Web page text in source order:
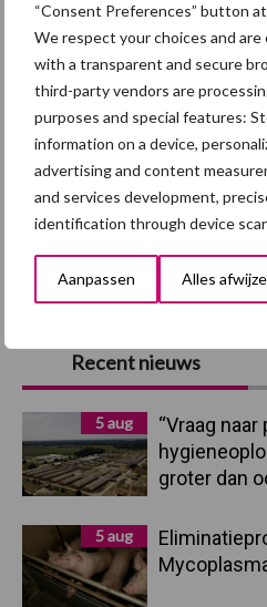
“Consent Preferences” button
We respect your choices and
with a transparent and secure
third-party vendors are
purposes and special features:
information on a device,
advertising and content
and services development,
identification through device
Aanpassen Alles
Primaire
Sidebar
Recent nieuws
5 aug
“Vraag
groter dan
5 aug
Afrikaanse
varkenspest
Toon